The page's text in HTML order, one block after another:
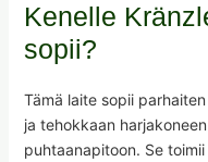
Kenelle
sopii?
Tämä laite sopii
ja tehokkaan
puhtaanapitoon. Se